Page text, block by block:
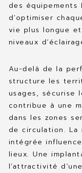
des équipements
d’optimiser
vie plus longue
niveaux
Au-delà de la
structure les
usages, sécurise
contribue à une
dans les zones
de circulation. La
intégrée
lieux. Une
l’attractivité